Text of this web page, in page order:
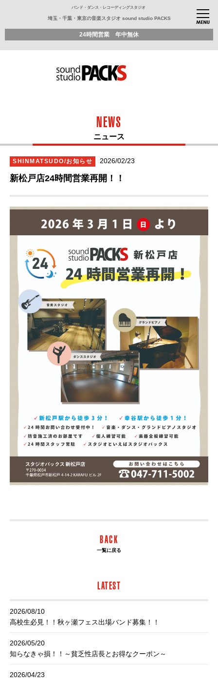
バンド・ダンス・レコーディングスタジオ
埼玉・千葉・東京の音楽スタジオ sound studio PACKS
24時間営業 年中無休
NEWS
ニュース
SHINMATSUDO/お知らせ 2026/02/23
新松戸店24時間営業再開！！
BACK
一覧に戻る
LATEST
2026/08/10
高校生必見！！秋ヶ瀬フェス出場バンド募集！！
2026/05/20
知らなきゃ損！！～貧乏性店長とお得なクーポン～
2026/04/23